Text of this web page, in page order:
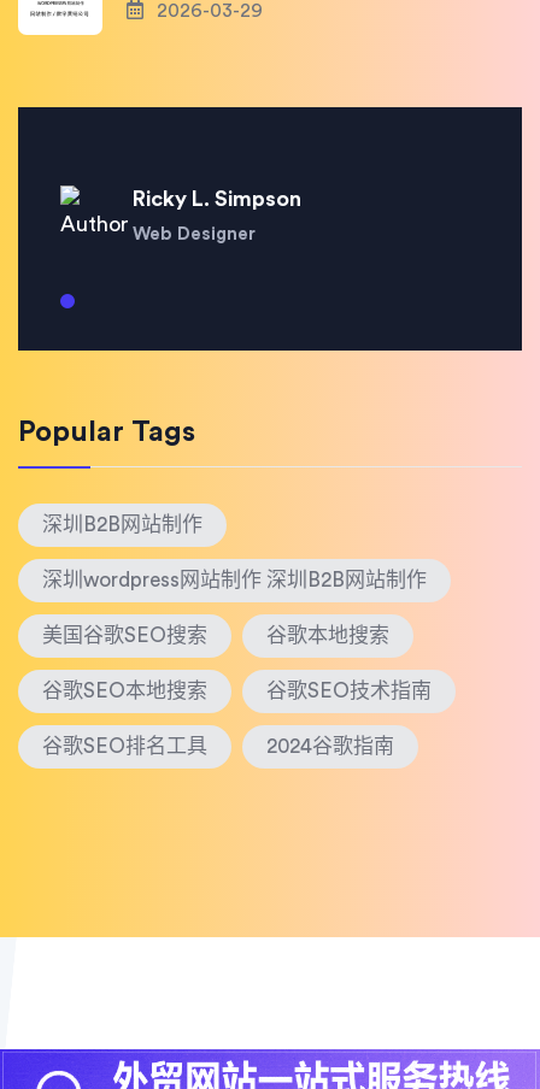
2026-03-29
Ricky L. Simpson
Web Designer
Popular Tags
深圳B2B网站制作
深圳wordpress网站制作 深圳B2B网站制作
美国谷歌SEO搜索 谷歌本地搜索
谷歌SEO本地搜索 谷歌SEO技术指南
谷歌SEO排名工具 2024谷歌指南